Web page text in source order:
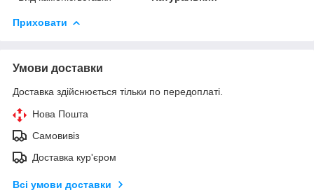
Приховати
Умови доставки
Доставка здійснюється тільки по передоплаті.
Нова Пошта
Самовивіз
Доставка кур'єром
Всі умови доставки